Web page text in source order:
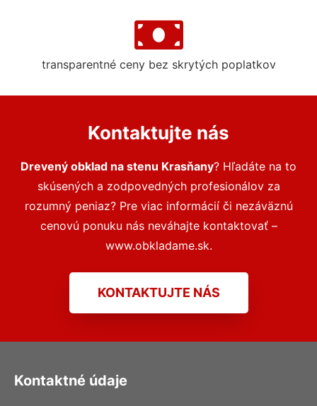
transparentné ceny bez skrytých poplatkov
Kontaktujte nás
Drevený obklad na stenu Krasňany? Hľadáte na to
skúsených a zodpovedných profesionálov za
rozumný peniaz? Pre viac informácií či nezáväznú
cenovú ponuku nás neváhajte kontaktovať –
www.obkladame.sk.
KONTAKTUJTE NÁS
Kontaktné údaje